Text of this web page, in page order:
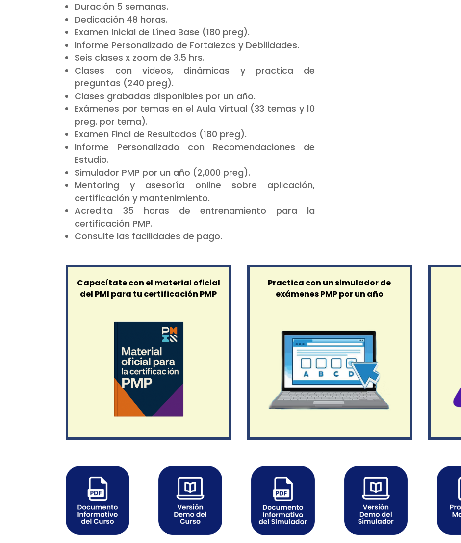
Duración 5 semanas.
Dedicación 48 horas.
Examen Inicial de Línea Base (180 preg).
Informe Personalizado de Fortalezas y Debilidades.
Seis clases x zoom de 3.5 hrs.
Clases con videos, dinámicas y practica de
preguntas (240 preg).
Clases grabadas disponibles por un año.
Exámenes por temas en el Aula Virtual (33 temas y 10
preg. por tema).
Examen Final de Resultados (180 preg).
Informe Personalizado con Recomendaciones de
Estudio.
Simulador PMP por un año (2,000 preg).
Mentoring y asesoría online sobre aplicación,
certificación y mantenimiento.
Acredita 35 horas de entrenamiento para la
certificación PMP.
Consulte las facilidades de pago.
Capacítate con el material oficial
del PMI para tu certificación PMP
Practica con un simulador de
exámenes PMP por un año